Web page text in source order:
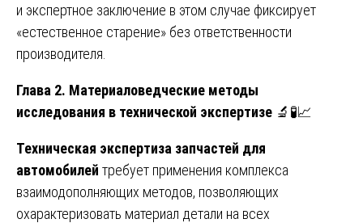
и экспертное заключение в этом случае фиксирует
«естественное старение» без ответственности
производителя.
Глава 2. Материаловедческие методы
исследования в технической экспертизе 🔬🧪📈
Техническая экспертиза запчастей для
автомобилей требует применения комплекса
взаимодополняющих методов, позволяющих
охарактеризовать материал детали на всех